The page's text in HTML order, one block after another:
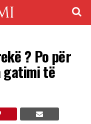
? Po për
gatimi të